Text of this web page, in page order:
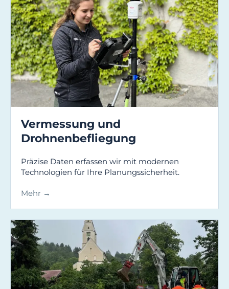
Vermessung und
Drohnenbefliegung
Präzise Daten erfassen wir mit modernen
Technologien für Ihre Planungssicherheit.
Mehr →